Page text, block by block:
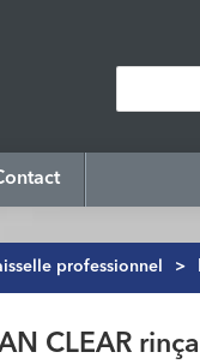
professionnel >
CLEAR